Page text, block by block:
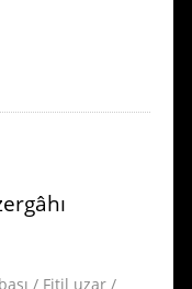
/ Fitil uzar /